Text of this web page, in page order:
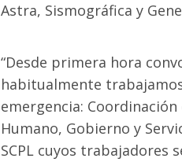
Astra, Sismográfica y
“Desde primera hora
habitualmente
emergencia:
Humano, Gobierno y
SCPL cuyos trabajadores